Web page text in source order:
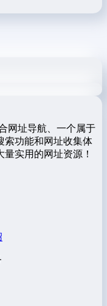
网址导航、一个属于
索功能和网址收集体
实用的网址资源！